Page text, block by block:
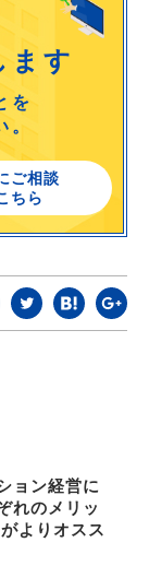
ます
を
。
ご相談
ちら
ョン経営に
れのメリッ
よりオスス